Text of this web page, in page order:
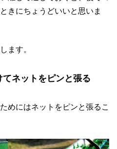
きにちょうどいいと思いま
ます。
ネットをピンと張る
めにはネットをピンと張るこ